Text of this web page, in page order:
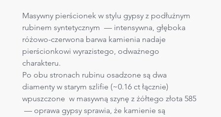
Masywny pierścionek w stylu gypsy z podłużnym
rubinem syntetycznym  — intensywna, głęboka
różowo-czerwona barwa kamienia nadaje
pierścionkowi wyrazistego, odważnego
charakteru.
Po obu stronach rubinu osadzone są dwa
diamenty w starym szlifie (~0.16 ct łącznie)
wpuszczone  w masywną szynę z żółtego złota 585
— oprawa gypsy sprawia, że kamienie są